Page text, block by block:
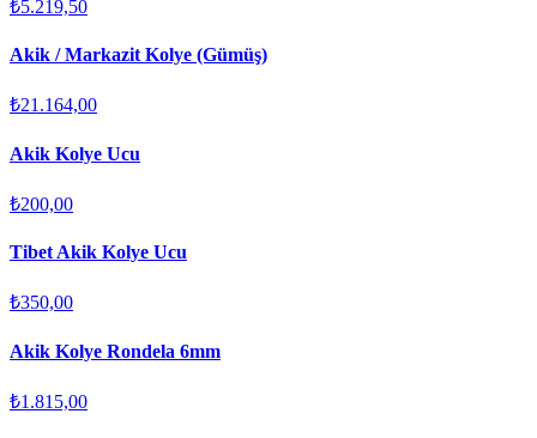
₺5.219,50
Akik / Markazit Kolye (Gümüş)
₺21.164,00
Akik Kolye Ucu
₺200,00
Tibet Akik Kolye Ucu
₺350,00
Akik Kolye Rondela 6mm
₺1.815,00